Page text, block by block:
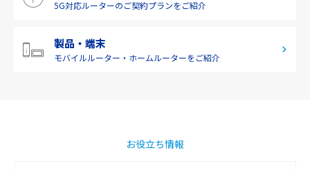
5G対応ルーターのご契約プランをご紹介
製品・端末
モバイルルーター・ ホームルーターをご紹介
お役立ち情報